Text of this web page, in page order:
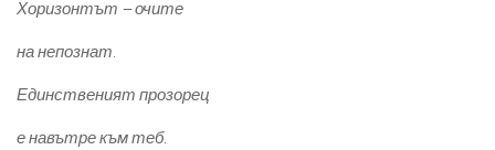
Хоризонтът – очите
на непознат.
Единственият прозорец
е навътре към теб.